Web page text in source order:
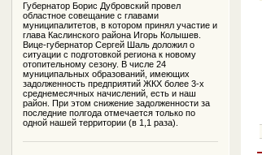
Губернатор Борис Дубровский провел
областное совещание с главами
муниципалитетов, в котором принял участие и
глава Каслинского района Игорь Колышев.
Вице-губернатор Сергей Шаль доложил о
ситуации с подготовкой региона к новому
отопительному сезону. В числе 24
муниципальных образований, имеющих
задолженность предприятий ЖКХ более 3-х
среднемесячных начислений, есть и наш
район. При этом снижение задолженности за
последние полгода отмечается только по
одной нашей территории (в 1,1 раза).